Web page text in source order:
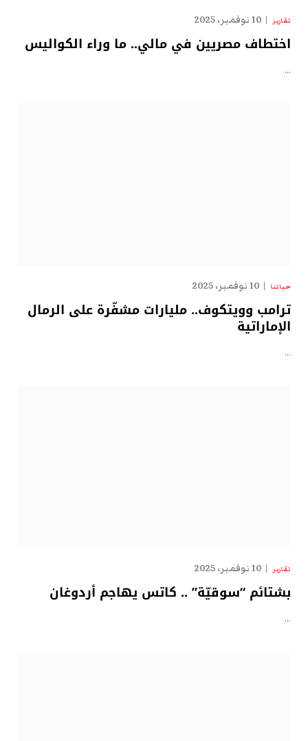
تقارير 10 نوفمبر، 2025
اختطاف مصريين في مالي.. ما وراء الكواليس
…
حياتنا 10 نوفمبر، 2025
ترامب وويتكوف.. مليارات مشفّرة على الرمال
الإماراتية
…
تقارير 10 نوفمبر، 2025
بشتائم “سوقيّة” .. كاتس يهاجم أردوغان
…